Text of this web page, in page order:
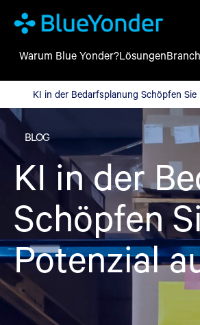
KI in der Bedarfsplanung Schöpfen Sie
Warum Blue Yonder?Lösungen
KI in der Bedarfsplanung Schöpfen
BLOG
KI in der
Schöpfen
Potenzial